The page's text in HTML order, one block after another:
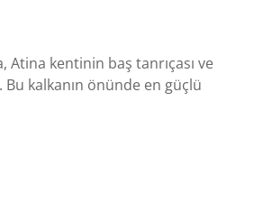
Atina kentinin baş tanrıçası ve
Bu kalkanın önünde en güçlü